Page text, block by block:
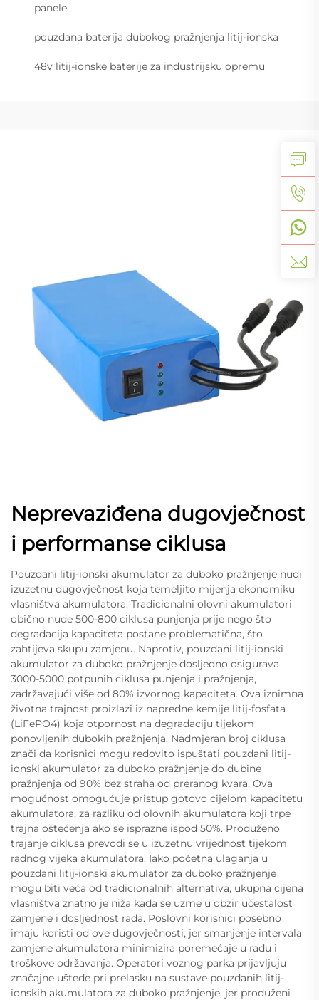
panele
pouzdana baterija dubokog pražnjenja litij-ionska
48v litij-ionske baterije za industrijsku opremu
Neprevaziđena dugovječnost
i performanse ciklusa
Pouzdani litij-ionski akumulator za duboko pražnjenje nudi
izuzetnu dugovječnost koja temeljito mijenja ekonomiku
vlasništva akumulatora. Tradicionalni olovni akumulatori
obično nude 500-800 ciklusa punjenja prije nego što
degradacija kapaciteta postane problematična, što
zahtijeva skupu zamjenu. Naprotiv, pouzdani litij-ionski
akumulator za duboko pražnjenje dosljedno osigurava
3000-5000 potpunih ciklusa punjenja i pražnjenja,
zadržavajući više od 80% izvornog kapaciteta. Ova iznimna
životna trajnost proizlazi iz napredne kemije litij-fosfata
(LiFePO4) koja otpornost na degradaciju tijekom
ponovljenih dubokih pražnjenja. Nadmjeran broj ciklusa
znači da korisnici mogu redovito ispuštati pouzdani litij-
ionski akumulator za duboko pražnjenje do dubine
pražnjenja od 90% bez straha od preranog kvara. Ova
mogućnost omogućuje pristup gotovo cijelom kapacitetu
akumulatora, za razliku od olovnih akumulatora koji trpe
trajna oštećenja ako se isprazne ispod 50%. Produženo
trajanje ciklusa prevodi se u izuzetnu vrijednost tijekom
radnog vijeka akumulatora. Iako početna ulaganja u
pouzdani litij-ionski akumulator za duboko pražnjenje
mogu biti veća od tradicionalnih alternativa, ukupna cijena
vlasništva znatno je niža kada se uzme u obzir učestalost
zamjene i dosljednost rada. Poslovni korisnici posebno
imaju koristi od ove dugovječnosti, jer smanjenje intervala
zamjene akumulatora minimizira poremećaje u radu i
troškove održavanja. Operatori voznog parka prijavljuju
značajne uštede pri prelasku na sustave pouzdanih litij-
ionskih akumulatora za duboko pražnjenje, jer produženi